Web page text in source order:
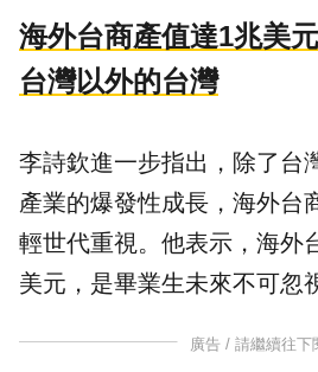
海外台商產值達1兆美
台灣以外的台灣
李詩欽進一步指出，除了台
產業的爆發性成長，海外台
輕世代重視。他表示，海外
美元，是畢業生未來不可忽
廣告 / 請繼續往下